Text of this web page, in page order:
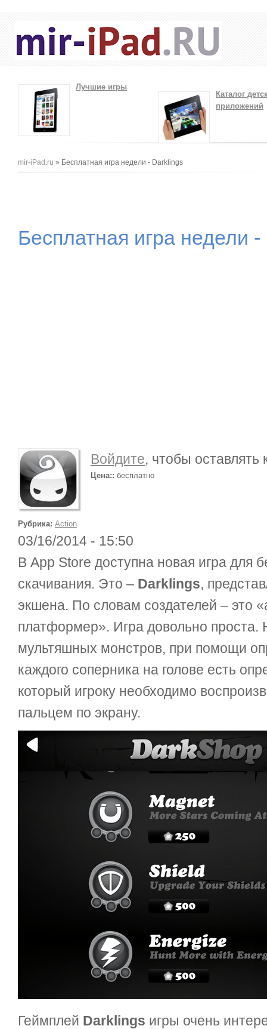
Лучшие игры
Каталог
приложений
Вы здесь
mir-iPad.ru » Бесплатная игра недели - Darklings
Бесплатная игра недели
Войдите, чтобы
Цена:: бесплатно
Рубрика: Action
03/16/2014 - 15:50
В App Store доступна новая игра для
скачивания. Это – Darklings,
экшена. По словам создателей – это
платформер». Игра довольно
мультяшных монстров, при помощи
каждого соперника на голове есть
который игроку необходимо
пальцем по экрану.
Геймплей Darklings игры очень